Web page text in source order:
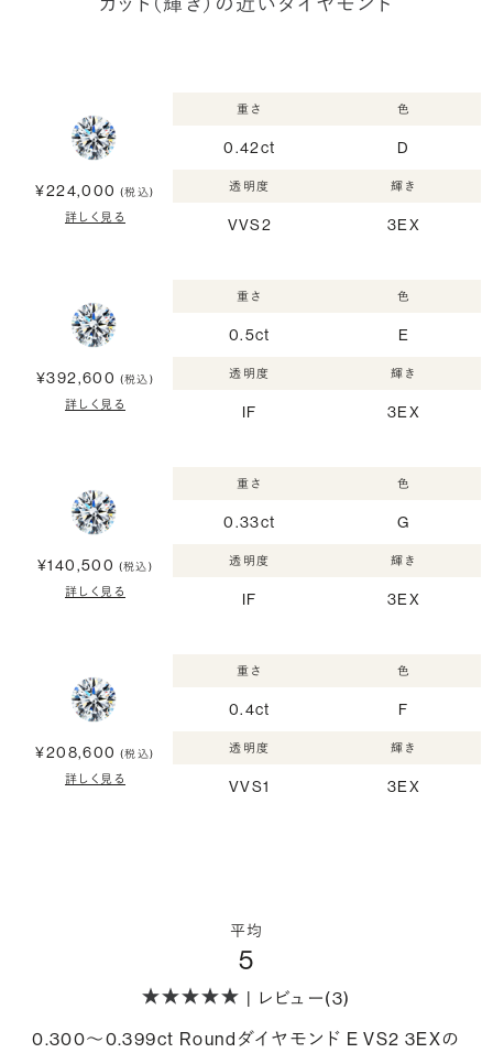
¥224,000 (税込)
詳しく見る
重さ
0.42ct
色
D
透明度
VVS2
輝き
3EX
¥392,600 (税込)
詳しく見る
重さ
0.5ct
色
E
透明度
IF
輝き
3EX
¥140,500 (税込)
詳しく見る
重さ
0.33ct
色
G
透明度
IF
輝き
3EX
¥208,600 (税込)
詳しく見る
重さ
0.4ct
色
F
透明度
VVS1
輝き
3EX
平均
5
| レビュー(3)
0.300〜0.399ct Roundダイヤモンド E VS2 3EXの